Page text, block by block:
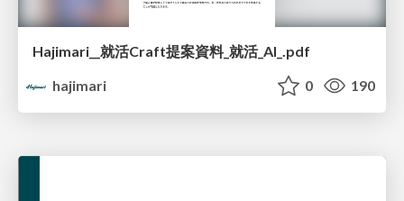
Hajimari__就活Craft提案資料_就活_AI_.pdf
hajimari
0 190